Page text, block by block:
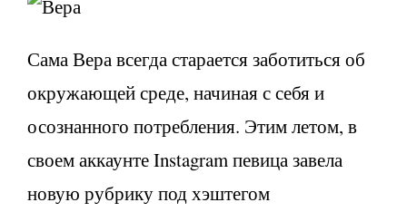
Сама Вера всегда старается заботиться об
окружающей среде, начиная с себя и
осознанного потребления. Этим летом, в
своем аккаунте Instagram певица завела
новую рубрику под хэштегом